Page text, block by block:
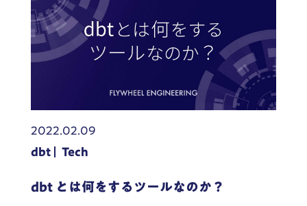
2022.02.09
dbt
Tech
dbt とは何をするツールなのか？